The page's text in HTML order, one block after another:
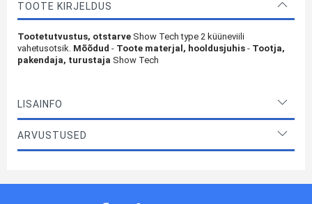
TOOTE KIRJELDUS
Tootetutvustus, otstarve Show Tech type 2 küüneviili
vahetusotsik. Mõõdud - Toote materjal, hooldusjuhis - Tootja,
pakendaja, turustaja Show Tech
LISAINFO
ARVUSTUSED